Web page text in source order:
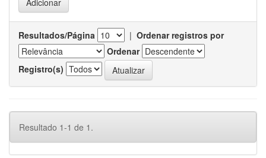
Resultados/Página | Ordenar registros por
Ordenar
Registro(s)
Resultado 1-1 de 1.